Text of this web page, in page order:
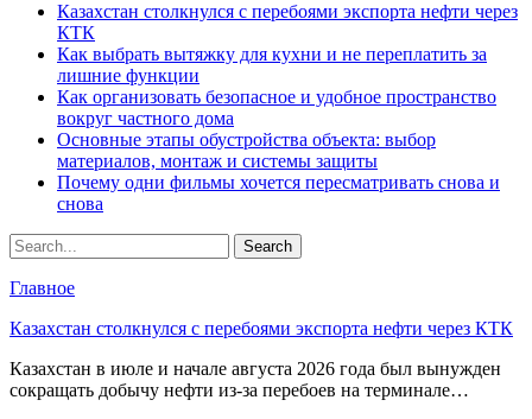
Казахстан столкнулся с перебоями экспорта нефти через
КТК
Как выбрать вытяжку для кухни и не переплатить за
лишние функции
Как организовать безопасное и удобное пространство
вокруг частного дома
Основные этапы обустройства объекта: выбор
материалов, монтаж и системы защиты
Почему одни фильмы хочется пересматривать снова и
снова
Главное
Казахстан столкнулся с перебоями экспорта нефти через КТК
Казахстан в июле и начале августа 2026 года был вынужден
сокращать добычу нефти из-за перебоев на терминале…